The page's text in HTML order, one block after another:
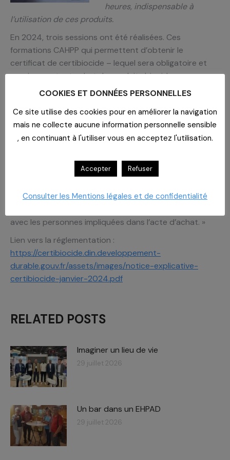
heures, indispensable à
l’utilisation de ces produits.
En 2024, trois sessions ont été réalisées. Ces
formations CAHPP qui permettent d’obtenir le
certificat de certibiocide – lequel sera obligatoire et
requis pour tout achat de produits biocides.
partir de 2026 – sont limitées à 30 participants et
facturées 135 euros. La certibiocide vise à faire évoluer
le nettoyage des espaces de soins pour que
l’exposition des professionnels et la préservation de la
planète soient assurées. « Cette formation fournit aux
nécessaires à l’utilisation raisonnée de ces produits »,
économat chez CAHPP. « Cependant, en interne, il
avec les personnes impliquées dans l’acte d’achat. »
Lien vers la réglementation :
https://certibiocide.din.developpement-
durable.gouv.fr/assets/images/notice-explicative-
certibiocide-janvier-2024.pdf
RELATED POSTS
Imaginer un lieu de vie
29 juillet 2026
Un bar dans un EHPAD
29 juillet 2026
COOKIES ET DONNÉES PERSONNELLES
Ce site utilise des cookies pour en améliorer la navigation
mais ne collecte aucune information personnelle sensible
, en continuant à l'utiliser vous en acceptez l'utilisation.
Accepter Refuser
Consulter les Mentions légales et de confidentialité